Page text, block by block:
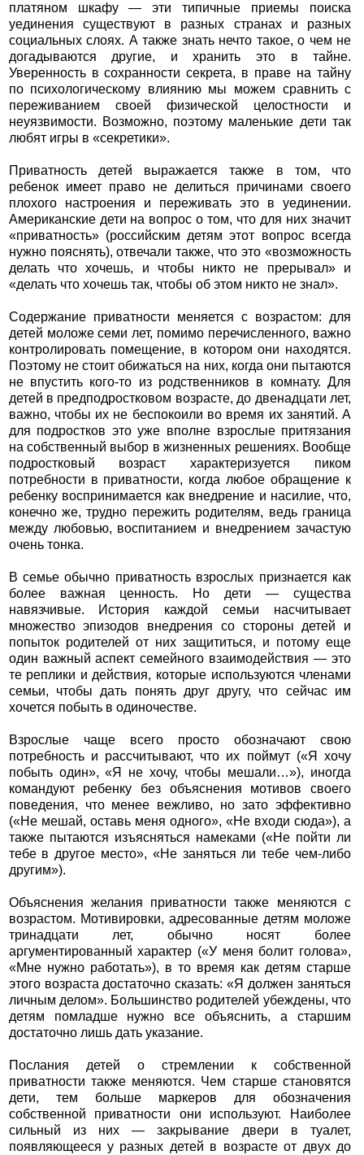
платяном шкафу — эти типичные приемы поиска
уединения существуют в разных странах и разных
социальных слоях. А также знать нечто такое, о чем не
догадываются другие, и хранить это в тайне.
Уверенность в сохранности секрета, в праве на тайну
по психологическому влиянию мы можем сравнить с
переживанием своей физической целостности и
неуязвимости. Возможно, поэтому маленькие дети так
любят игры в «секретики».
Приватность детей выражается также в том, что
ребенок имеет право не делиться причинами своего
плохого настроения и переживать это в уединении.
Американские дети на вопрос о том, что для них значит
«приватность» (российским детям этот вопрос всегда
нужно пояснять), отвечали также, что это «возможность
делать что хочешь, и чтобы никто не прерывал» и
«делать что хочешь так, чтобы об этом никто не знал».
Содержание приватности меняется с возрастом: для
детей моложе семи лет, помимо перечисленного, важно
контролировать помещение, в котором они находятся.
Поэтому не стоит обижаться на них, когда они пытаются
не впустить кого-то из родственников в комнату. Для
детей в предподростковом возрасте, до двенадцати лет,
важно, чтобы их не беспокоили во время их занятий. А
для подростков это уже вполне взрослые притязания
на собственный выбор в жизненных решениях. Вообще
подростковый возраст характеризуется пиком
потребности в приватности, когда любое обращение к
ребенку воспринимается как внедрение и насилие, что,
конечно же, трудно пережить родителям, ведь граница
между любовью, воспитанием и внедрением зачастую
очень тонка.
В семье обычно приватность взрослых признается как
более важная ценность. Но дети — существа
навязчивые. История каждой семьи насчитывает
множество эпизодов внедрения со стороны детей и
попыток родителей от них защититься, и потому еще
один важный аспект семейного взаимодействия — это
те реплики и действия, которые используются членами
семьи, чтобы дать понять друг другу, что сейчас им
хочется побыть в одиночестве.
Взрослые чаще всего просто обозначают свою
потребность и рассчитывают, что их поймут («Я хочу
побыть один», «Я не хочу, чтобы мешали…»), иногда
командуют ребенку без объяснения мотивов своего
поведения, что менее вежливо, но зато эффективно
(«Не мешай, оставь меня одного», «Не входи сюда»), а
также пытаются изъясняться намеками («Не пойти ли
тебе в другое место», «Не заняться ли тебе чем-либо
другим»).
Объяснения желания приватности также меняются с
возрастом. Мотивировки, адресованные детям моложе
тринадцати лет, обычно носят более
аргументированный характер («У меня болит голова»,
«Мне нужно работать»), в то время как детям старше
этого возраста достаточно сказать: «Я должен заняться
личным делом». Большинство родителей убеждены, что
детям помладше нужно все объяснить, а старшим
достаточно лишь дать указание.
Послания детей о стремлении к собственной
приватности также меняются. Чем старше становятся
дети, тем больше маркеров для обозначения
собственной приватности они используют. Наиболее
сильный из них — закрывание двери в туалет,
появляющееся у разных детей в возрасте от двух до